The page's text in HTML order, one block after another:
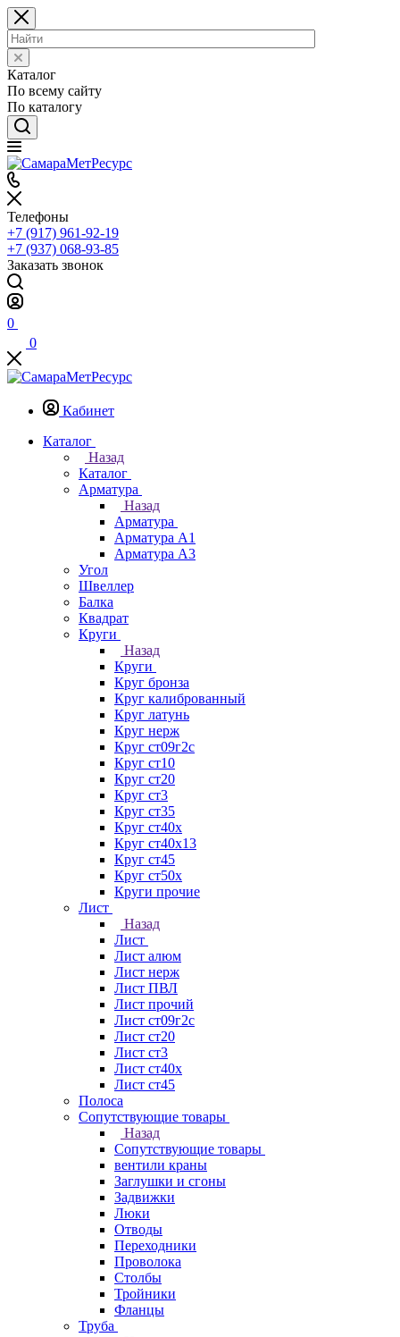
Каталог
По всему сайту
По каталогу
Телефоны
+7 (917) 961-92-19
+7 (937) 068-93-85
Заказать звонок
0
0
Кабинет
Каталог
Назад
Каталог
Арматура
Назад
Арматура
Арматура А1
Арматура А3
Угол
Швеллер
Балка
Квадрат
Круги
Назад
Круги
Круг бронза
Круг калиброванный
Круг латунь
Круг нерж
Круг ст09г2с
Круг ст10
Круг ст20
Круг ст3
Круг ст35
Круг ст40х
Круг ст40х13
Круг ст45
Круг ст50х
Круги прочие
Лист
Назад
Лист
Лист алюм
Лист нерж
Лист ПВЛ
Лист прочий
Лист ст09г2с
Лист ст20
Лист ст3
Лист ст40х
Лист ст45
Полоса
Сопутствующие товары
Назад
Сопутствующие товары
вентили краны
Заглушки и сгоны
Задвижки
Люки
Отводы
Переходники
Проволока
Столбы
Тройники
Фланцы
Труба